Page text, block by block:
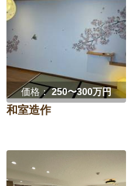
価格：250〜300万円
和室造作